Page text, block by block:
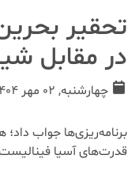
تحقیر
در مقابل
چهارشنبه, 02 مهر 1404
قدرت‌های آسیا